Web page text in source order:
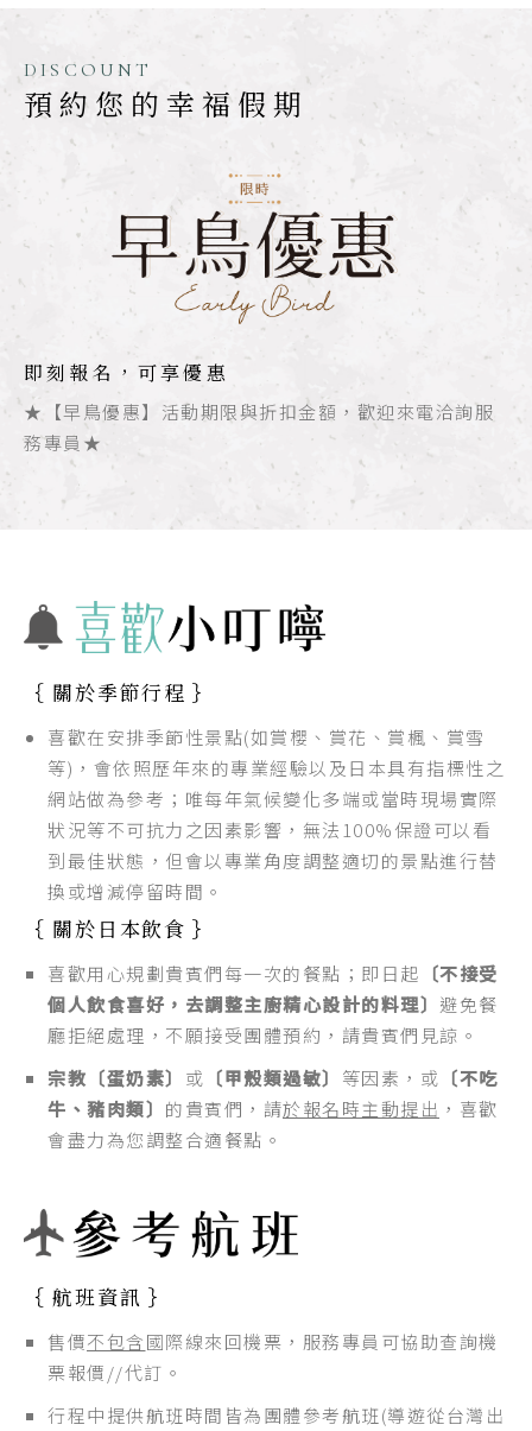
DISCOUNT
預約您的幸福假期
即刻報名，可享優惠
★【早鳥優惠】活動期限與折扣金額，歡迎來電洽詢服
務專員★
｛ 關於季節行程 ｝
喜歡在安排季節性景點(如賞櫻、賞花、賞楓、賞雪
等)，會依照歷年來的專業經驗以及日本具有指標性之
網站做為參考；唯每年氣候變化多端或當時現場實際
狀況等不可抗力之因素影響，無法100%保證可以看
到最佳狀態，但會以專業角度調整適切的景點進行替
換或增減停留時間。
｛ 關於日本飲食 ｝
喜歡用心規劃貴賓們每一次的餐點；即日起 〔不接受
個人飲食喜好，去調整主廚精心設計的料理〕 避免餐
廳拒絕處理，不願接受團體預約，請貴賓們見諒。
宗教〔蛋奶素〕 或 〔甲殼類過敏〕 等因素，或 〔不吃
牛、豬肉類〕 的貴賓們，請於報名時主動提出 ，喜歡
會盡力為您調整合適餐點。
｛ 航班資訊 ｝
售價不包含國際線來回機票，服務專員可協助查詢機
票報價//代訂。
行程中提供航班時間皆為團體參考航班(導遊從台灣出